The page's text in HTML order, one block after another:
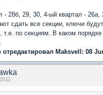
- 28б, 29, 30, 4-ый квартал -
сдать все секции, ключи
т.е. по секциям. В каком порядке
Maksvell: 08